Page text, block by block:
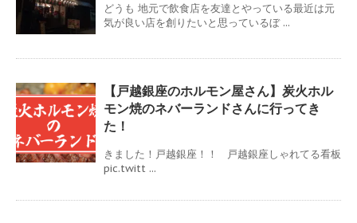
どうも 地元で飲食店を友達とやっている最近は元
気が良い店を創りたいと思っているぼ ...
【戸越銀座のホルモン屋さん】炭火ホル
モン焼のネバーランドさんに行ってき
た！
きました！戸越銀座！！ 戸越銀座しゃれてる看板
pic.twitt ...